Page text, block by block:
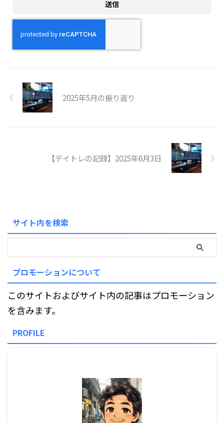
2025年5月の振り返り
【デイトレの記録】2025年6月3日
サイト内を検索
プロモーションについて
このサイトおよびサイト内の記事はプロモーション
を含みます。
PROFILE